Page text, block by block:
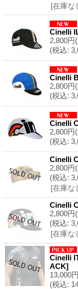
[在庫な
Cinelli
2,800円
(税込:
Cinelli
2,800円
(税込:
Cinelli
2,800円
(税込:
Cinelli
2,800円
(税込:
[在庫な
Cinelli
2,800円
(税込:
[在庫な
Cinelli
ACK]
13,000円
(税込: